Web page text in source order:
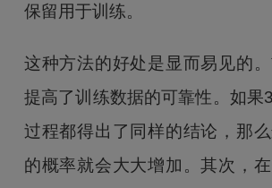
保留用于训练。
这种方法的好处是显而易见的
提高了训练数据的可靠性。如果
过程都得出了同样的结论，那
的概率就会大大增加。其次，